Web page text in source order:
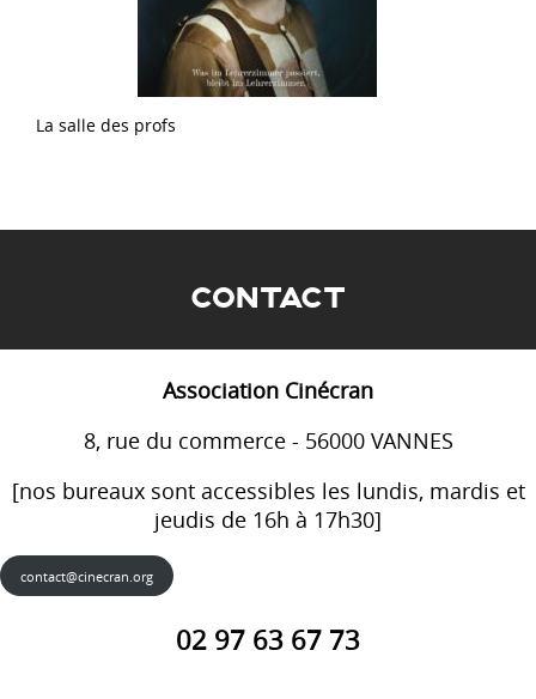
La salle des profs
CONTACT
Association Cinécran
8, rue du commerce - 56000 VANNES
[nos bureaux sont accessibles les lundis, mardis et
jeudis de 16h à 17h30]
contact@cinecran.org
02 97 63 67 73